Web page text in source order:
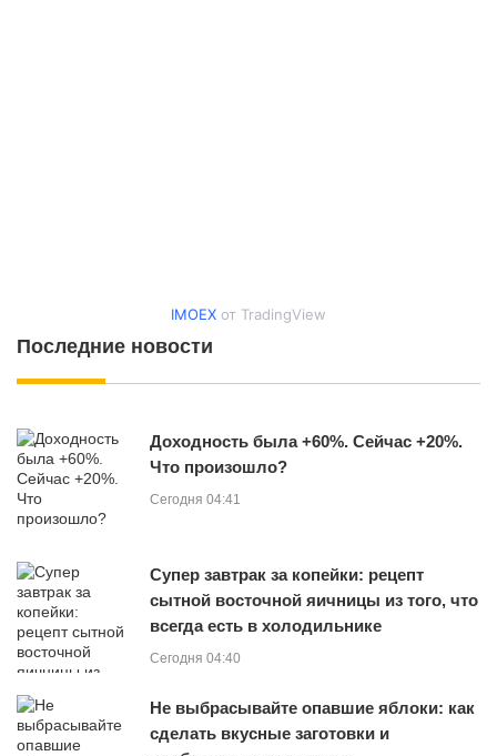
IMOEX от TradingView
Последние новости
Доходность была +60%. Сейчас +20%.
Что произошло?
Сегодня 04:41
Супер завтрак за копейки: рецепт
сытной восточной яичницы из того, что
всегда есть в холодильнике
Сегодня 04:40
Не выбрасывайте опавшие яблоки: как
сделать вкусные заготовки и